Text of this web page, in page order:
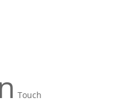
Touch